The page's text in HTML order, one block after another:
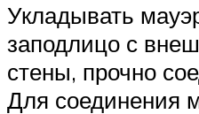
Укладывать
заподлицо с
стены, прочно
Для соединения